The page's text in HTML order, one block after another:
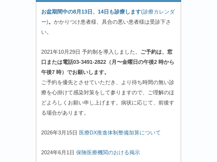
お盆期間中の8月13日、14日も診療します(診療カレンダ
ー)。 かかりつけ患者様、具合の悪い患者様は受診下さ
い。
2021年10月29日 予約制を導入しました。 ご予約は、窓
口または電話03-3491-2822（月〜金曜日の午後2 時から
午後7 時）でお願いします。
ご予約を優先とさせていただき、より待ち時間の無い診
療を心掛けて感染対策をして参りますので、ご理解のほ
どよろしくお願い申し上げます。病状に応じて、前後す
る場合があります。
2026年3月15日 医療DX推進体制整備加算について
2024年6月1日 保険医療機関のおける掲示